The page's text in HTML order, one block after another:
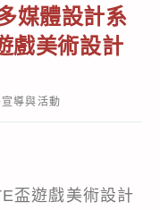
媒體設計系
戲美術設計
導與活動
盃遊戲美術設計